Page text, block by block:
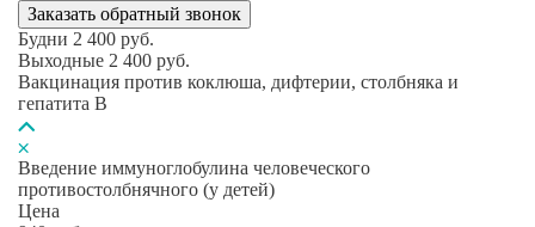
Заказать обратный звонок
Будни 2 400 руб.
Выходные 2 400 руб.
Вакцинация против коклюша, дифтерии, столбняка и
гепатита В
Введение иммуноглобулина человеческого
противостолбнячного (у детей)
Цена